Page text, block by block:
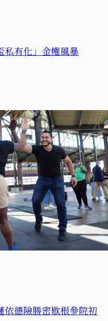
私有化」金權風暴
依德險勝密歇根參院初